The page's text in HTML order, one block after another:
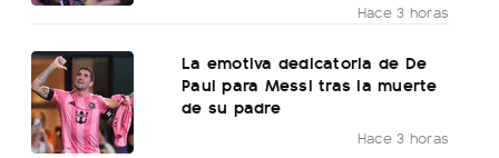
Hace 3 horas
La emotiva dedicatoria de De
Paul para Messi tras la muerte
de su padre
Hace 3 horas